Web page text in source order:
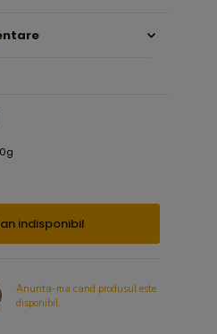
indisponibil
Anunta-ma cand produsul este
disponibil.